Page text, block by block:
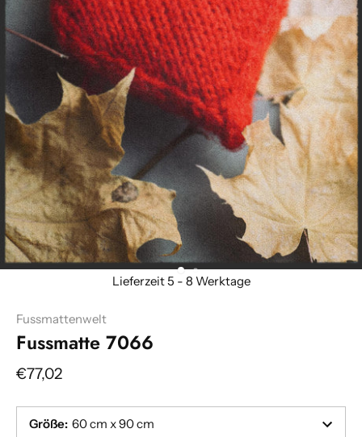
Fussmattenwelt
Fussmatte 7066
€77,02
Größe: 60 cm x 90 cm